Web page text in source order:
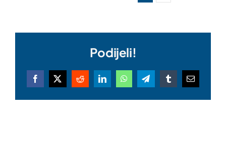
Podijeli!
Facebook
X RedditLinkedInWhatsAppTelegramTumblrEmail